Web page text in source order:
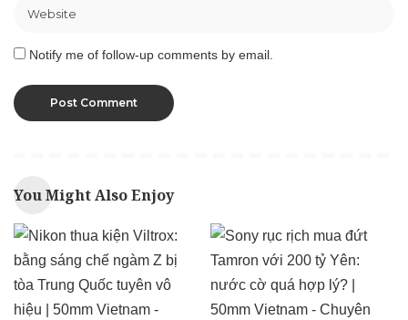
Notify me of follow-up comments by email.
You Might Also Enjoy